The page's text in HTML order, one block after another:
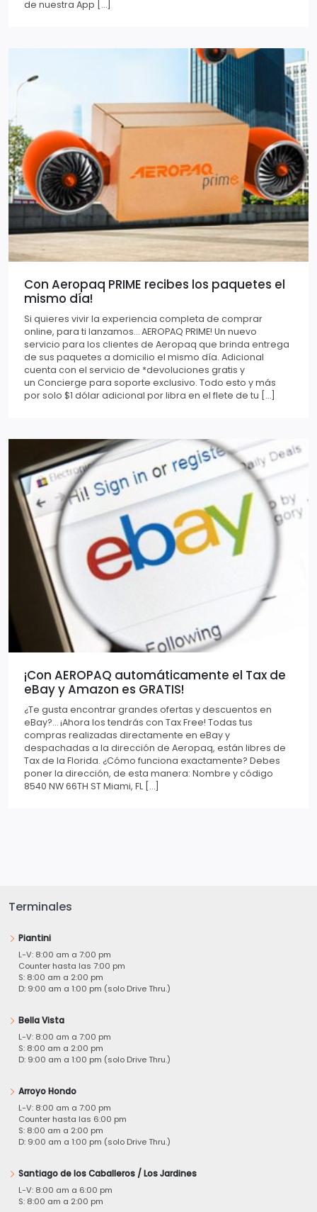
de nuestra App […]
Con Aeropaq PRIME recibes los paquetes el
mismo día!
Si quieres vivir la experiencia completa de comprar
online, para ti lanzamos… AEROPAQ PRIME! Un nuevo
servicio para los clientes de Aeropaq que brinda entrega
de sus paquetes a domicilio el mismo día. Adicional
cuenta con el servicio de *devoluciones gratis y
un Concierge para soporte exclusivo. Todo esto y más
por solo $1 dólar adicional por libra en el flete de tu […]
¡Con AEROPAQ automáticamente el Tax de
eBay y Amazon es GRATIS!
¿Te gusta encontrar grandes ofertas y descuentos en
eBay?… ¡Ahora los tendrás con Tax Free! Todas tus
compras realizadas directamente en eBay y
despachadas a la dirección de Aeropaq, están libres de
Tax de la Florida. ¿Cómo funciona exactamente? Debes
poner la dirección, de esta manera: Nombre y código
8540 NW 66TH ST Miami, FL […]
Terminales
Piantini
L-V: 8:00 am a 7:00 pm
Counter hasta las 7:00 pm
S: 8:00 am a 2:00 pm
D: 9:00 am a 1:00 pm (solo Drive Thru.)
Bella Vista
L-V: 8:00 am a 7:00 pm
S: 8:00 am a 2:00 pm
D: 9:00 am a 1:00 pm (solo Drive Thru.)
Arroyo Hondo
L-V: 8:00 am a 7:00 pm
Counter hasta las 6:00 pm
S: 8:00 am a 2:00 pm
D: 9:00 am a 1:00 pm (solo Drive Thru.)
Santiago de los Caballeros / Los Jardines
L-V: 8:00 am a 6:00 pm
S: 8:00 am a 2:00 pm